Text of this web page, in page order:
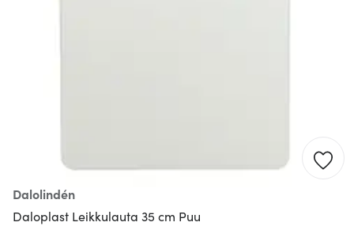
Dalolindén
Daloplast Leikkulauta 35 cm Puu